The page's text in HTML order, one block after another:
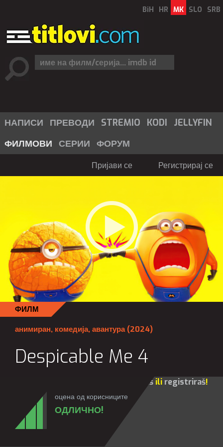
BiH HR MK SLO SRB
НАПИСИ ПРЕВОДИ STREMIO KODI
JELLYFIN
ФИЛМОВИ СЕРИИ ФОРУМ
Пријави се Регистрирај се
ФИЛМ
анимиран, комедија, авантура(2024)
Despicable Me 4
prijaviš ili registriraš!
оцена од корисниците
ОДЛИЧНО!